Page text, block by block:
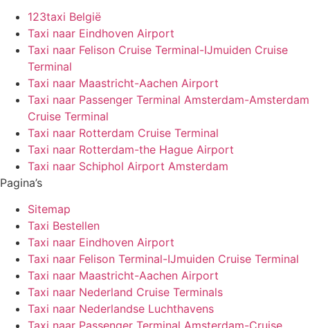
123taxi België
Taxi naar Eindhoven Airport
Taxi naar Felison Cruise Terminal-IJmuiden Cruise
Terminal
Taxi naar Maastricht-Aachen Airport
Taxi naar Passenger Terminal Amsterdam-Amsterdam
Cruise Terminal
Taxi naar Rotterdam Cruise Terminal
Taxi naar Rotterdam-the Hague Airport
Taxi naar Schiphol Airport Amsterdam
Pagina’s
Sitemap
Taxi Bestellen
Taxi naar Eindhoven Airport
Taxi naar Felison Terminal-IJmuiden Cruise Terminal
Taxi naar Maastricht-Aachen Airport
Taxi naar Nederland Cruise Terminals
Taxi naar Nederlandse Luchthavens